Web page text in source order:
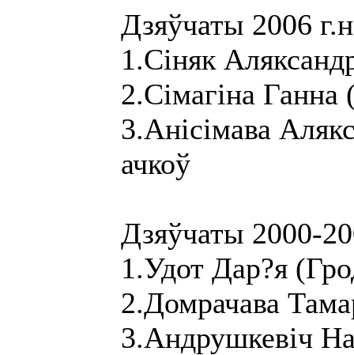
Дзяўчаты 2006
1.Сіняк
2.Сімагіна Ганна
3.Анісімава
ачкоў
Дзяўчаты 2000-
1.Удот Дар?я
2.Домрачава
3.Андрушкевіч